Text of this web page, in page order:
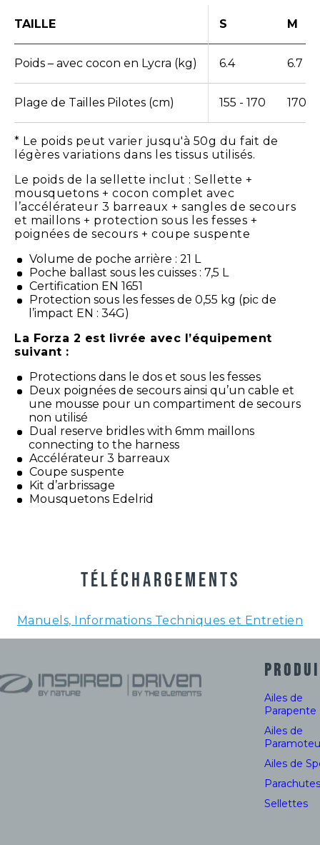
TAILLE
Poids – avec cocon en Lycra (kg)
Plage de Tailles Pilotes (cm)
S M
6.4 6.7
155 - 170 170 -
* Le poids peut varier jusqu'à 50g du fait de
légères variations dans les tissus utilisés.
Le poids de la sellette inclut : Sellette +
mousquetons + cocon complet avec
l’accélérateur 3 barreaux + sangles de secours
et maillons + protection sous les fesses +
poignées de secours + coupe suspente
Volume de poche arrière : 21 L
Poche ballast sous les cuisses : 7,5 L
Certification EN 1651
Protection sous les fesses de 0,55 kg (pic de
l’impact EN : 34G)
La Forza 2 est livrée avec l’équipement
suivant :
Protections dans le dos et sous les fesses
Deux poignées de secours ainsi qu’un cable et
une mousse pour un compartiment de secours
non utilisé
Dual reserve bridles with 6mm maillons
connecting to the harness
Accélérateur 3 barreaux
Coupe suspente
Kit d’arbrissage
Mousquetons Edelrid
TÉLÉCHARGEMENTS
Manuels, Informations Techniques et Entretien
Ailes de
Parapente
Ailes de
Ailes de
Parachutes
Sellettes